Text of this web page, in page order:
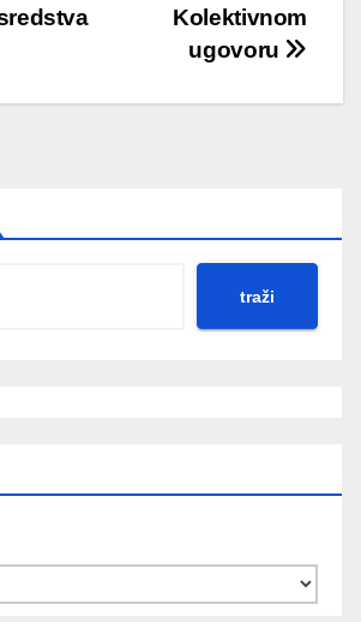
Kolektivnom
ugovoru
traži